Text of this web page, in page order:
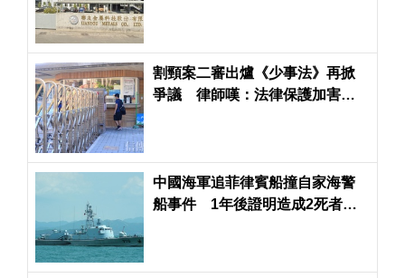
割頸案二審出爐《少事法》再掀
爭議 律師嘆：法律保護加害者...
中國海軍追菲律賓船撞自家海警
船事件 1年後證明造成2死者並